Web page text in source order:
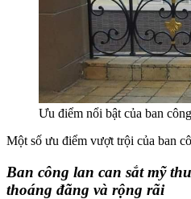
Ưu điểm nổi bật của ban
Một số ưu điểm vượt trội của ban
Ban công lan can sắt mỹ
thoáng đãng và rộng rãi